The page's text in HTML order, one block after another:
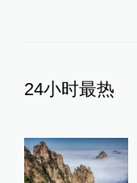
24小时最热